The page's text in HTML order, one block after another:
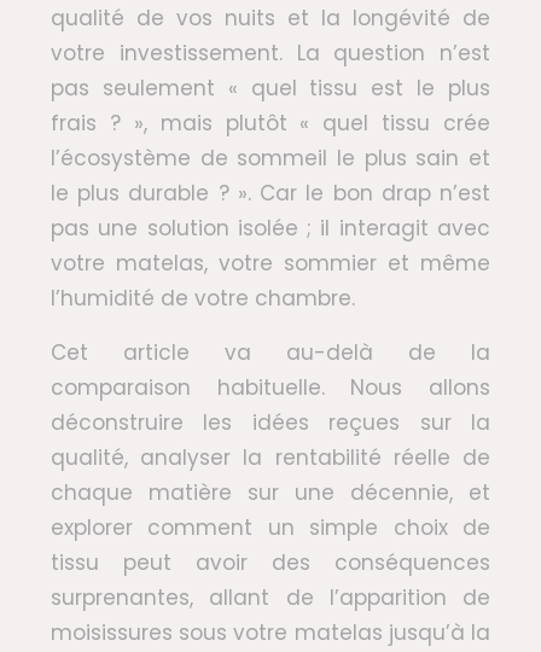
qualité de vos nuits et la longévité de
votre investissement. La question n’est
pas seulement « quel tissu est le plus
frais ? », mais plutôt « quel tissu crée
l’écosystème de sommeil le plus sain et
le plus durable ? ». Car le bon drap n’est
pas une solution isolée ; il interagit avec
votre matelas, votre sommier et même
l’humidité de votre chambre.
Cet article va au-delà de la
comparaison habituelle. Nous allons
déconstruire les idées reçues sur la
qualité, analyser la rentabilité réelle de
chaque matière sur une décennie, et
explorer comment un simple choix de
tissu peut avoir des conséquences
surprenantes, allant de l’apparition de
moisissures sous votre matelas jusqu’à la